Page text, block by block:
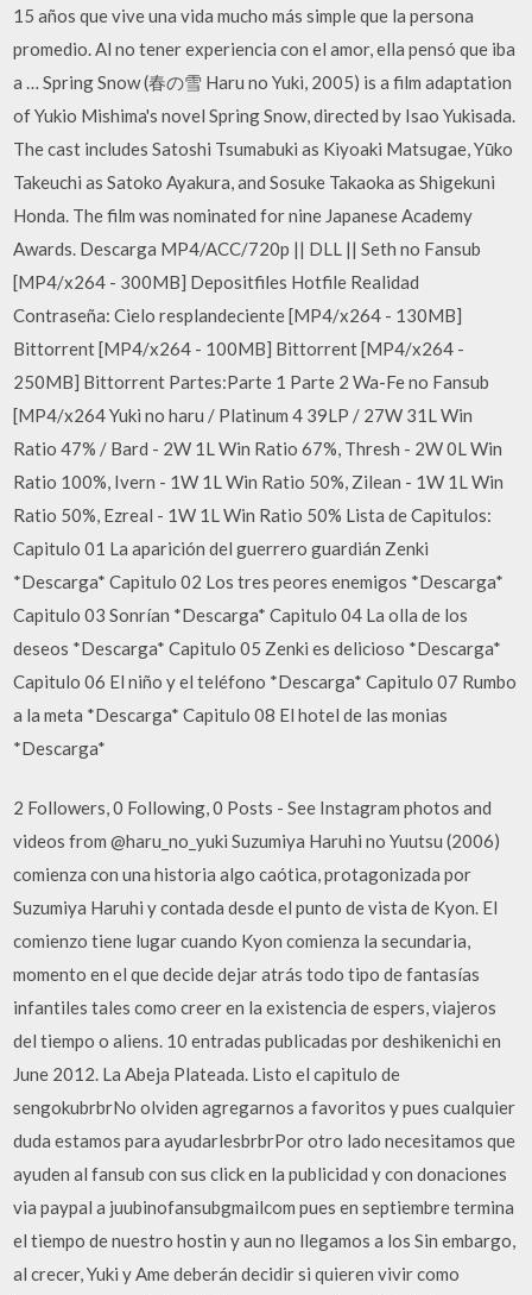
15 años que vive una vida mucho más simple que la persona
promedio. Al no tener experiencia con el amor, ella pensó que iba
a … Spring Snow (春の雪 Haru no Yuki, 2005) is a film adaptation
of Yukio Mishima's novel Spring Snow, directed by Isao Yukisada.
The cast includes Satoshi Tsumabuki as Kiyoaki Matsugae, Yūko
Takeuchi as Satoko Ayakura, and Sosuke Takaoka as Shigekuni
Honda. The film was nominated for nine Japanese Academy
Awards. Descarga MP4/ACC/720p || DLL || Seth no Fansub
[MP4/x264 - 300MB] Depositfiles Hotfile Realidad
Contraseña: Cielo resplandeciente [MP4/x264 - 130MB]
Bittorrent [MP4/x264 - 100MB] Bittorrent [MP4/x264 -
250MB] Bittorrent Partes:Parte 1 Parte 2 Wa-Fe no Fansub
[MP4/x264 Yuki no haru / Platinum 4 39LP / 27W 31L Win
Ratio 47% / Bard - 2W 1L Win Ratio 67%, Thresh - 2W 0L Win
Ratio 100%, Ivern - 1W 1L Win Ratio 50%, Zilean - 1W 1L Win
Ratio 50%, Ezreal - 1W 1L Win Ratio 50% Lista de Capitulos:
Capitulo 01 La aparición del guerrero guardián Zenki
*Descarga* Capitulo 02 Los tres peores enemigos *Descarga*
Capitulo 03 Sonrían *Descarga* Capitulo 04 La olla de los
deseos *Descarga* Capitulo 05 Zenki es delicioso *Descarga*
Capitulo 06 El niño y el teléfono *Descarga* Capitulo 07 Rumbo
a la meta *Descarga* Capitulo 08 El hotel de las monias
*Descarga*
2 Followers, 0 Following, 0 Posts - See Instagram photos and
videos from @haru_no_yuki Suzumiya Haruhi no Yuutsu (2006)
comienza con una historia algo caótica, protagonizada por
Suzumiya Haruhi y contada desde el punto de vista de Kyon. El
comienzo tiene lugar cuando Kyon comienza la secundaria,
momento en el que decide dejar atrás todo tipo de fantasías
infantiles tales como creer en la existencia de espers, viajeros
del tiempo o aliens. 10 entradas publicadas por deshikenichi en
June 2012. La Abeja Plateada. Listo el capitulo de
sengokubrbrNo olviden agregarnos a favoritos y pues cualquier
duda estamos para ayudarlesbrbrPor otro lado necesitamos que
ayuden al fansub con sus click en la publicidad y con donaciones
via paypal a juubinofansubgmailcom pues en septiembre termina
el tiempo de nuestro hostin y aun no llegamos a los Sin embargo,
al crecer, Yuki y Ame deberán decidir si quieren vivir como